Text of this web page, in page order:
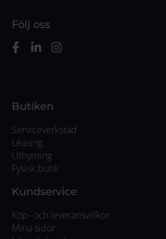
Följ oss
Butiken
Serviceverkstad
Leasing
Uthyrning
Fysisk butik
Kundservice
Köp- och leveransvillkor
Mina sidor